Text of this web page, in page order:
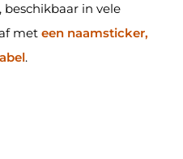
beschikbaar in vele
met een naamsticker,
.